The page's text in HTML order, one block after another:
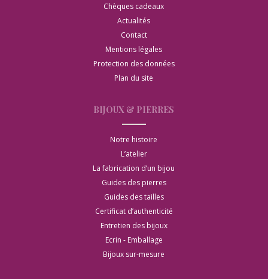
Chèques cadeaux
Actualités
Contact
Mentions légales
Protection des données
Plan du site
BIJOUX & PIERRES
Notre histoire
L’atelier
La fabrication d’un bijou
Guides des pierres
Guides des tailles
Certificat d’authenticité
Entretien des bijoux
Ecrin - Emballage
Bijoux sur-mesure